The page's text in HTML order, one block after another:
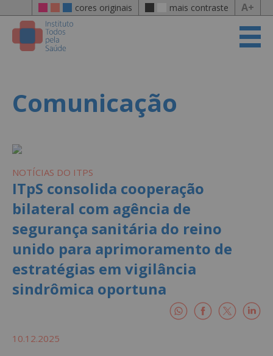
cores originais mais contraste A+
Comunicação
NOTÍCIAS DO ITPS
ITpS consolida cooperação
bilateral com agência de
segurança sanitária do reino
unido para aprimoramento de
estratégias em vigilância
sindrômica oportuna
10.12.2025